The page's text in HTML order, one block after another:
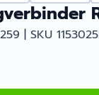
| SKU